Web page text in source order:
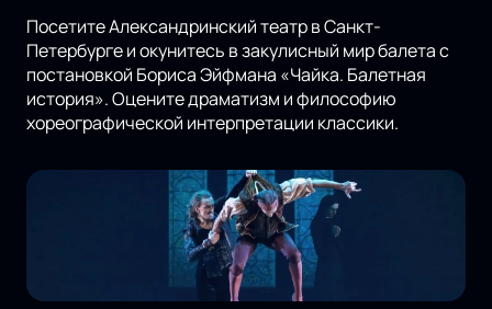
Посетите Александринский театр в Санкт-
Петербурге и окунитесь в закулисный мир балета с
постановкой Бориса Эйфмана «Чайка. Балетная
история». Оцените драматизм и философию
хореографической интерпретации классики.